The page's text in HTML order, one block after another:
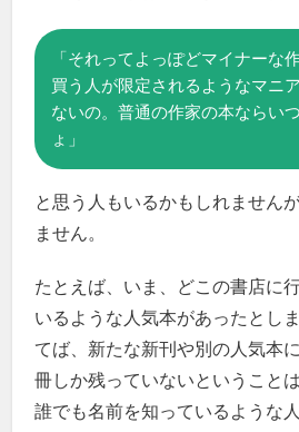
「それってよっぽどマイナーな
買う人が限定されるようなマニ
ないの。普通の作家の本ならい
ょ」
と思う人もいるかもしれません
ません。
たとえば、いま、どこの書店に
いるような人気本があったとし
てば、新たな新刊や別の人気本
冊しか残っていないということ
誰でも名前を知っているような